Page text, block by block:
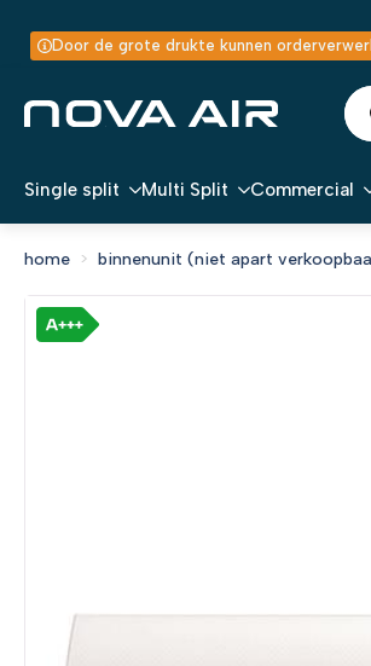
Door de grote drukte kunnen
Single split Multi Split Commercial
home binnenunit (niet apart